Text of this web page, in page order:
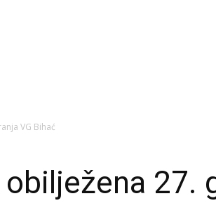
VG Bihać
27.